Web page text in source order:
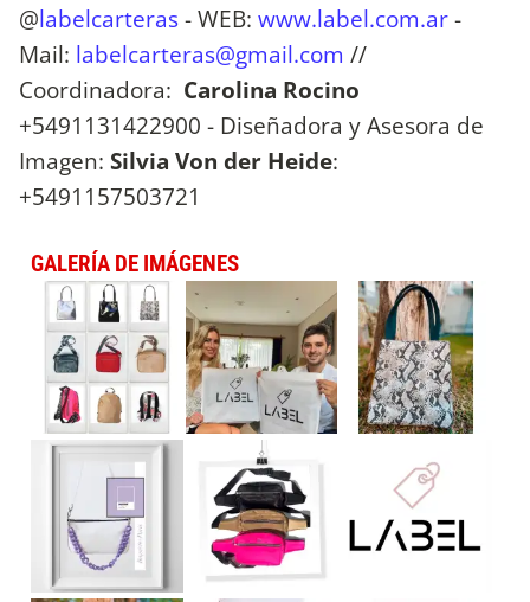
@labelcarteras- WEB: www.label.com.ar-
Mail: labelcarteras@gmail.com //
Coordinadora: Carolina Rocino
+5491131422900 - Diseñadora y Asesora de
Imagen: Silvia Von der Heide:
+5491157503721
GALERÍA DE IMÁGENES